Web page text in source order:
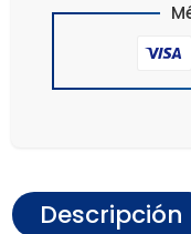
Descripción